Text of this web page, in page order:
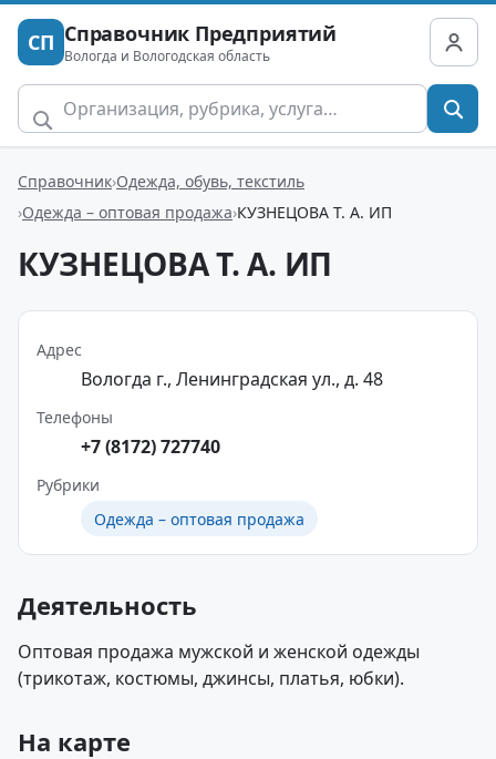
СП Справочник Предприятий
Вологда и Вологодская область
Справочник Одежда, обувь, текстиль
Одежда – оптовая продажа КУЗНЕЦОВА Т. А. ИП
КУЗНЕЦОВА Т. А. ИП
Адрес
Вологда г., Ленинградская ул., д. 48
Телефоны
+7 (8172) 727740
Рубрики
Одежда – оптовая продажа
Деятельность
Оптовая продажа мужской и женской одежды
(трикотаж, костюмы, джинсы, платья, юбки).
На карте